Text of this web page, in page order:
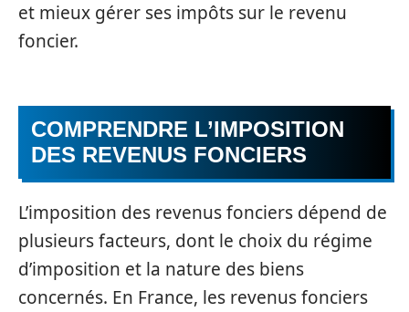
et mieux gérer ses impôts sur le revenu
foncier.
COMPRENDRE L’IMPOSITION
DES REVENUS FONCIERS
L’imposition des revenus fonciers dépend de
plusieurs facteurs, dont le choix du régime
d’imposition et la nature des biens
concernés. En France, les revenus fonciers